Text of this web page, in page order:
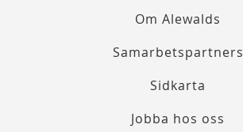
Om Alewalds
Samarbetspartners
Sidkarta
Jobba hos oss